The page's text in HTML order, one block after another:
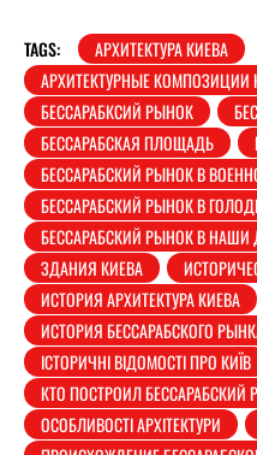
TAGS:
АРХИТЕКТУРА КИЕВА
АРХИТЕКТУРНЫЕ КОМПОЗИЦИИ
БЕССАРАБКСИЙ РЫНОК
БЕССАРАБСКАЯ ПЛОЩАДЬ
БЕССАРАБСКИЙ РЫНОК В
БЕССАРАБСКИЙ РЫНОК В
БЕССАРАБСКИЙ РЫНОК В НАШИ
ЗДАНИЯ КИЕВА
ИСТОРИЯ АРХИТЕКТУРА КИЕВА
ИСТОРИЯ БЕССАРАБСКОГО
ІСТОРИЧНІ ВІДОМОСТІ ПРО КИЇВ
КТО ПОСТРОИЛ БЕССАРАБСКИЙ
ОСОБЛИВОСТІ АРХІТЕКТУРИ